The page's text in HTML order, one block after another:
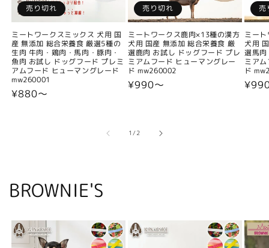
売り切れ
ミートワークスミックス 犬用 国
産 無添加 総合栄養食 厳選5種の
生肉 牛肉・鶏肉・馬肉・豚肉・
魚肉 お試し ドッグフード プレミ
アムフード ヒューマングレード
mw260001
通
¥880〜
売り切れ
ミートワークス鹿肉×13種の漢方
犬用 国産 無添加 総合栄養食 厳
選鹿肉 お試し ドッグフード プレ
ミアムフード ヒューマングレー
ド mw260002
通
¥990〜
売
ミー
犬用
選馬
ミア
ド
通
1/の
2
BROWNIE'S